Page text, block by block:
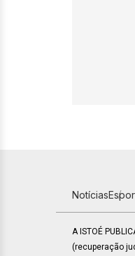
Notícias
A ISTOÉ
(recuperação